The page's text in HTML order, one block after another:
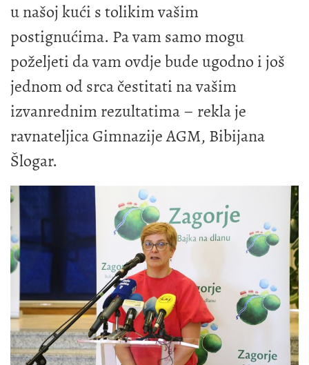
u našoj kući s tolikim vašim
postignućima. Pa vam samo mogu
poželjeti da vam ovdje bude ugodno i još
jednom od srca čestitati na vašim
izvanrednim rezultatima – rekla je
ravnateljica Gimnazije AGM, Bibijana
Šlogar.